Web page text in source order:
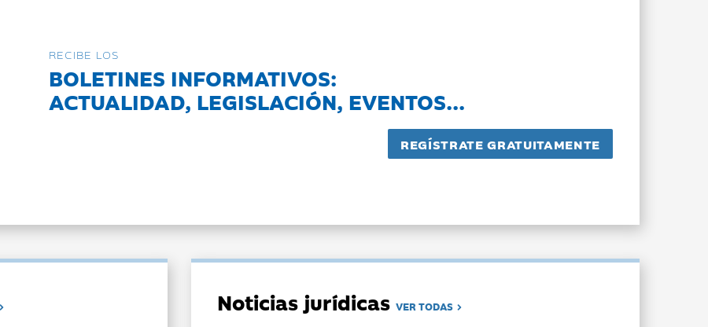
RECIBE LOS
BOLETINES INFORMATIVOS:
ACTUALIDAD, LEGISLACIÓN, EVENTOS...
Noticias jurídicasVER TODAS